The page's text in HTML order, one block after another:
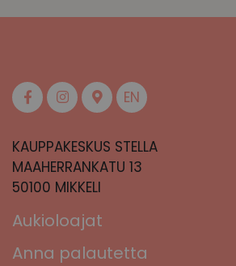
EN
KAUPPAKESKUS STELLA
MAAHERRANKATU 13
50100 MIKKELI
Aukioloajat
Anna palautetta